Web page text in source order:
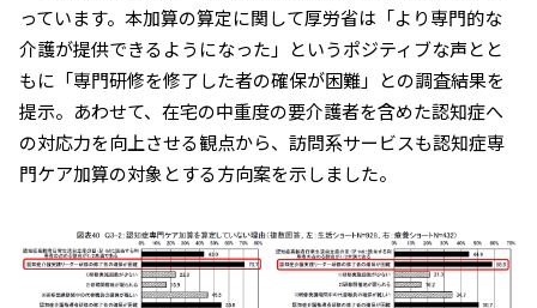
っています。本加算の算定に関して厚労省は「より専門的な
介護が提供できるようになった」というポジティブな声とと
もに「専門研修を修了した者の確保が困難」との調査結果を
提示。あわせて、在宅の中重度の要介護者を含めた認知症へ
の対応力を向上させる観点から、訪問系サービスも認知症専
門ケア加算の対象とする方向案を示しました。